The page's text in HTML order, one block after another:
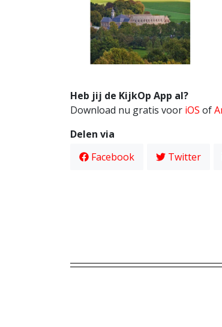
Heb jij de KijkOp App al?
Download nu gratis voor iOS of
Delen via
Facebook
Twitter